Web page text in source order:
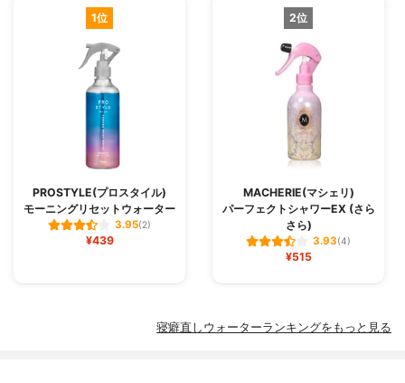
1位
PROSTYLE(プロスタイル)
モーニングリセットウォーター
3.95(2)
¥439
2位
MACHERIE(マシェリ)
パーフェクトシャワーEX (さら
さら)
3.93(4)
¥515
寝癖直しウォーターランキングをもっと見る